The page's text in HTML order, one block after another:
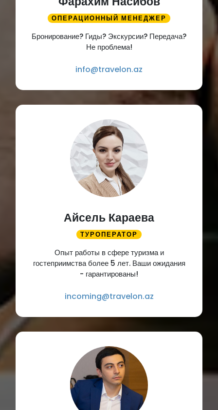
ОПЕРАЦИОННЫЙ МЕНЕДЖЕР
Бронирование? Гиды? Экскурсии? Передача?
Не проблема!
info@travelon.az
Айсель Караева
ТУРОПЕРАТОР
Опыт работы в сфере туризма и
гостеприимства более 5 лет. Ваши ожидания
- гарантированы!
incoming@travelon.az